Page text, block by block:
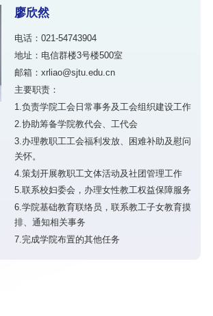
廖欣然
电话：021-54743904
地址：电信群楼3号楼500室
邮箱：xrliao@sjtu.edu.cn
主要职责：
1.负责学院工会日常事务及工会组织建设工作
2.协助筹备学院教代会、工代会
3.办理教职工工会福利发放、困难补助及慰问
关怀。
4.策划开展教职工文体活动及社团管理工作
5.联系校妇委会，办理女性教工权益保障服务
6.学院基础教育联络员，联系教工子女教育摸
排、通知相关事务
7.完成学院布置的其他任务